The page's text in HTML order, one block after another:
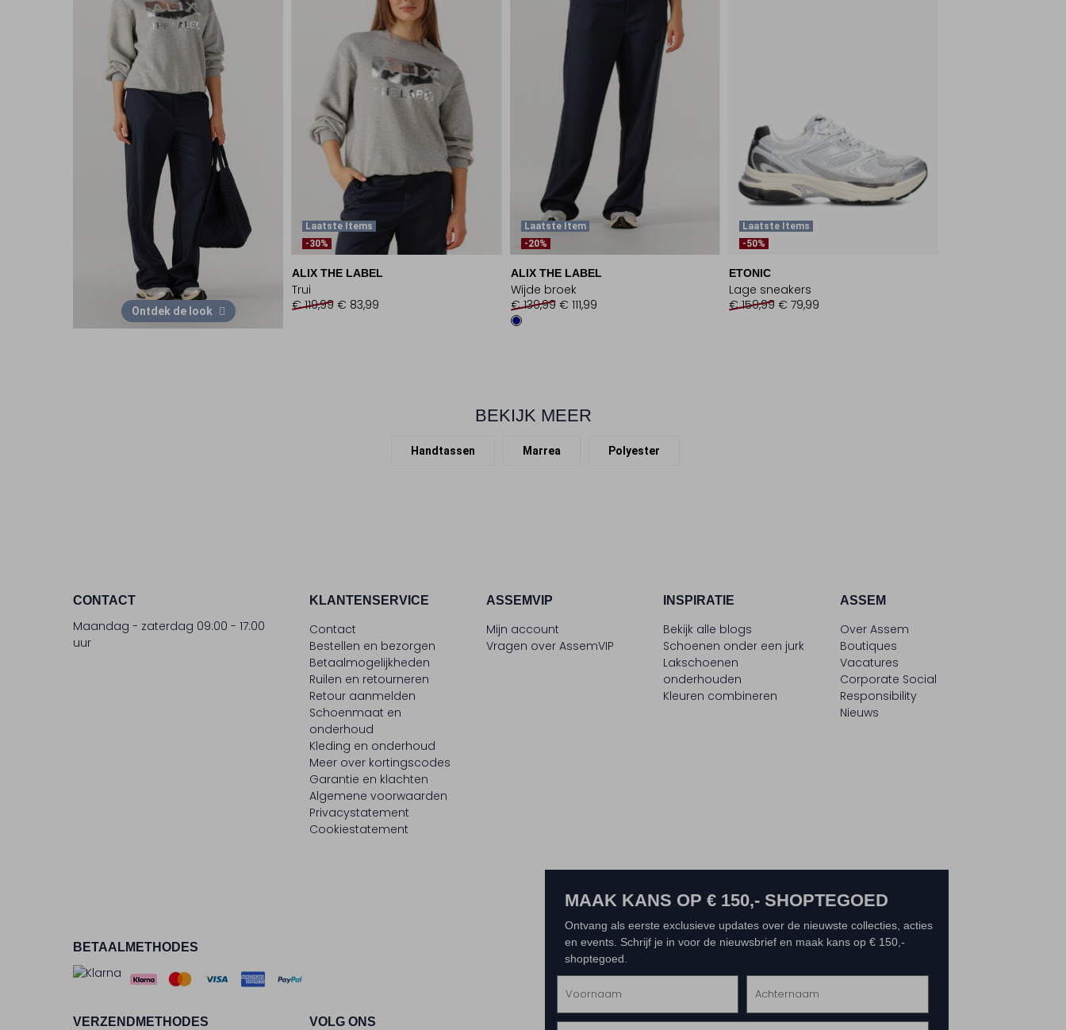
Ontdek de look
Laatste Items
-30%
ALIX THE LABEL
Trui
€ 119,99 € 83,99
Laatste Item
-20%
ALIX THE LABEL
Wijde broek
€ 139,99 € 111,99
Laatste Items
-50%
ETONIC
Lage sneakers
€ 159,99 € 79,99
BEKIJK MEER
Handtassen Marrea Polyester
CONTACT
Maandag - zaterdag 09:00 - 17:00
uur
KLANTENSERVICE
Contact
Bestellen en bezorgen
Betaalmogelijkheden
Ruilen en retourneren
Retour aanmelden
Schoenmaat en
onderhoud
Kleding en onderhoud
Meer over kortingscodes
Garantie en klachten
Algemene voorwaarden
Privacystatement
Cookiestatement
ASSEMVIP
Mijn account
Vragen over AssemVIP
INSPIRATIE
Bekijk alle blogs
Schoenen onder een jurk
Lakschoenen
onderhouden
Kleuren combineren
ASSEM
Over Assem
Boutiques
Vacatures
Corporate Social
Responsibility
Nieuws
BETAALMETHODES
VERZENDMETHODES VOLG ONS
MAAK KANS OP € 150,- SHOPTEGOED
Ontvang als eerste exclusieve updates over de nieuwste collecties, acties
en events. Schrijf je in voor de nieuwsbrief en maak kans op € 150,-
shoptegoed.